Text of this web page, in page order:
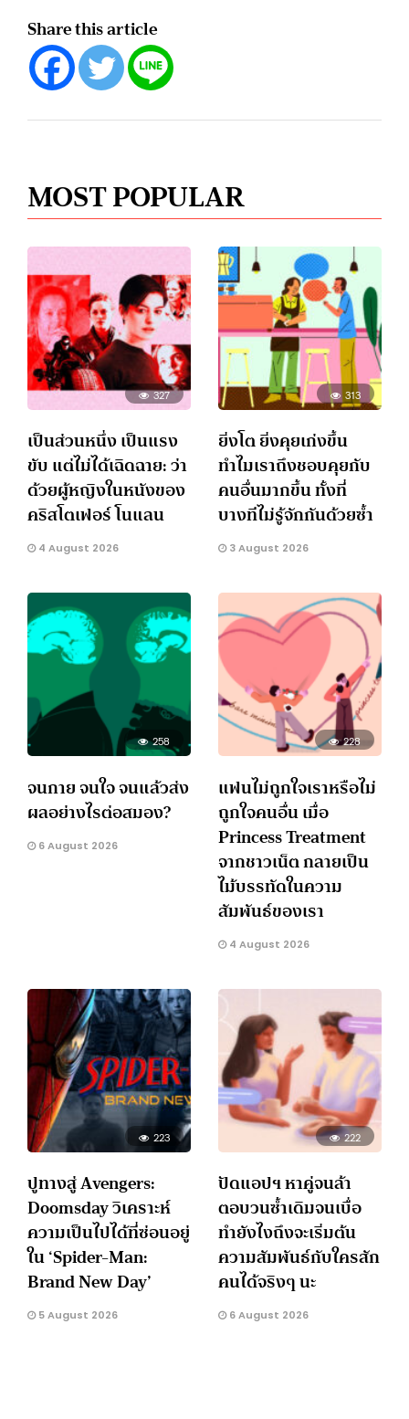
Share this article
MOST POPULAR
327
เป็นส่วนหนึ่ง เป็นแรง
ขับ แต่ไม่ได้เฉิดฉาย: ว่า
ด้วยผู้หญิงในหนังของ
คริสโตเฟอร์ โนแลน
4 August 2026
313
ยิ่งโต ยิ่งคุยเก่งขึ้น
ทำไมเราถึงชอบคุยกับ
คนอื่นมากขึ้น ทั้งที่
บางทีไม่รู้จักกันด้วยซ้ำ
3 August 2026
258
จนกาย จนใจ จนแล้วส่ง
ผลอย่างไรต่อสมอง?
6 August 2026
228
แฟนไม่ถูกใจเราหรือไม่
ถูกใจคนอื่น เมื่อ
Princess Treatment
จากชาวเน็ต กลายเป็น
ไม้บรรทัดในความ
สัมพันธ์ของเรา
4 August 2026
223
ปูทางสู่ Avengers:
Doomsday วิเคราะห์
ความเป็นไปได้ที่ซ่อนอยู่
ใน ‘Spider-Man:
Brand New Day’
5 August 2026
222
ปัดแอปฯ หาคู่จนล้า
ตอบวนซ้ำเดิมจนเบื่อ
ทำยังไงถึงจะเริ่มต้น
ความสัมพันธ์กับใครสัก
คนได้จริงๆ นะ
6 August 2026